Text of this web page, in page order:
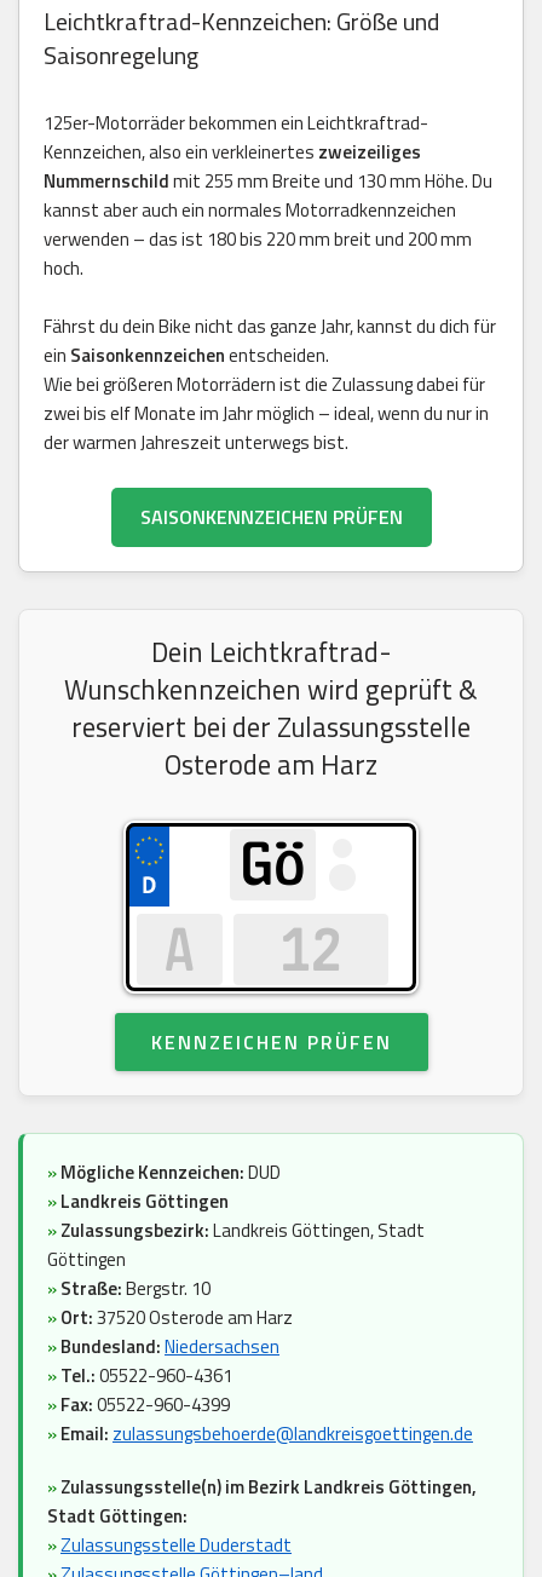
Leichtkraftrad-Kennzeichen: Größe und
Saisonregelung
125er-Motorräder bekommen ein Leichtkraftrad-
Kennzeichen, also ein verkleinertes zweizeiliges
Nummernschildmit 255 mm Breite und 130 mm Höhe. Du
kannst aber auch ein normales Motorradkennzeichen
verwenden – das ist 180 bis 220 mm breit und 200 mm
hoch.
Fährst du dein Bike nicht das ganze Jahr, kannst du dich für
ein Saisonkennzeichenentscheiden.
Wie bei größeren Motorrädern ist die Zulassung dabei für
zwei bis elf Monate im Jahr möglich – ideal, wenn du nur in
der warmen Jahreszeit unterwegs bist.
SAISONKENNZEICHEN PRÜFEN
Dein Leichtkraftrad-
Wunschkennzeichen wird geprüft &
reserviert bei der Zulassungsstelle
Osterode am Harz
KENNZEICHEN PRÜFEN
»Mögliche Kennzeichen:DUD
»Landkreis Göttingen
»Zulassungsbezirk:Landkreis Göttingen, Stadt
Göttingen
»Straße:Bergstr. 10
»Ort:37520 Osterode am Harz
»Bundesland:Niedersachsen
»Tel.:05522-960-4361
»Fax:05522-960-4399
»Email: zulassungsbehoerde@landkreisgoettingen.de
»Zulassungsstelle(n) im Bezirk Landkreis Göttingen,
Stadt Göttingen:
»Zulassungsstelle Duderstadt